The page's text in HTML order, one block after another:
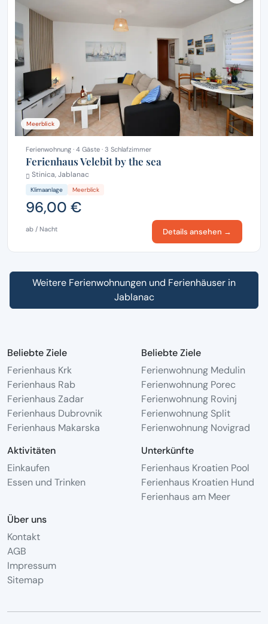
Meerblick
Ferienwohnung · 4 Gäste · 3 Schlafzimmer
Ferienhaus Velebit by the sea
Stinica, Jablanac
Klimaanlage Meerblick
96,00 €
ab / Nacht Details ansehen →
Weitere Ferienwohnungen und Ferienhäuser in
Jablanac
Beliebte Ziele
Ferienhaus Krk
Ferienhaus Rab
Ferienhaus Zadar
Ferienhaus Dubrovnik
Ferienhaus Makarska
Beliebte Ziele
Ferienwohnung Medulin
Ferienwohnung Porec
Ferienwohnung Rovinj
Ferienwohnung Split
Ferienwohnung Novigrad
Aktivitäten
Einkaufen
Essen und Trinken
Unterkünfte
Ferienhaus Kroatien Pool
Ferienhaus Kroatien Hund
Ferienhaus am Meer
Über uns
Kontakt
AGB
Impressum
Sitemap